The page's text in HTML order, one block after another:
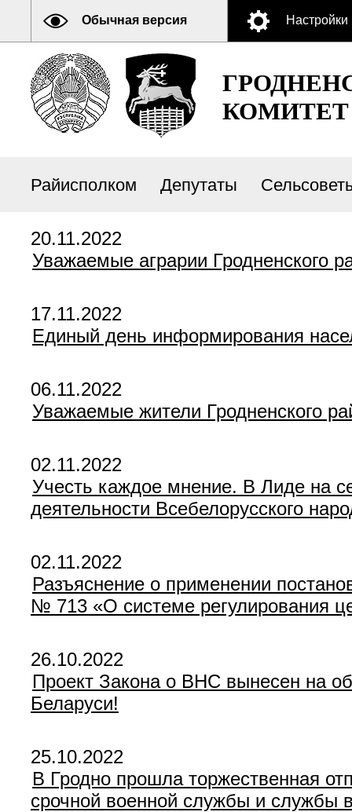
Обычная версия Настройки
КОМИТЕТ
Райисполком Депутаты
20.11.2022
Уважаемые аграрии Гродненского
17.11.2022
Единый день информирования
06.11.2022
Уважаемые жители Гродненского
02.11.2022
Учесть каждое мнение. В Лиде на
деятельности Всебелорусского
02.11.2022
Разъяснение о применении
№ 713 «О системе регулирования
26.10.2022
Проект Закона о ВНС вынесен на
Беларуси!
25.10.2022
В Гродно прошла торжественная
срочной военной службы и службы